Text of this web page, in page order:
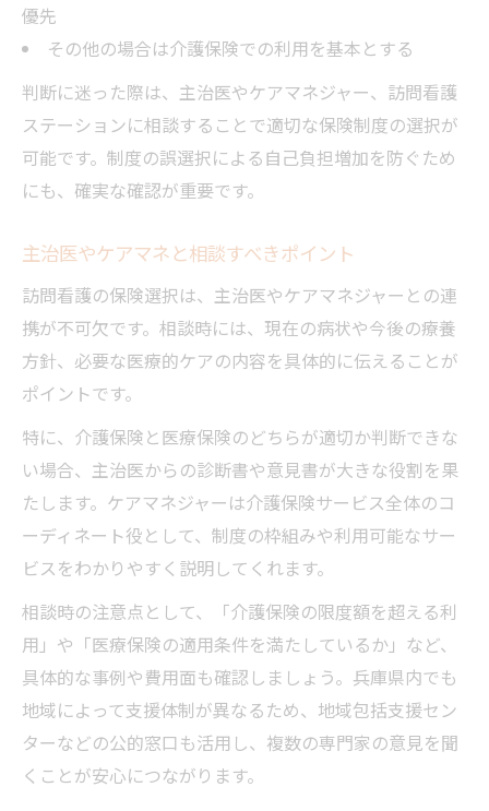
優先
その他の場合は介護保険での利用を基本とする
判断に迷った際は、主治医やケアマネジャー、訪問看護
ステーションに相談することで適切な保険制度の選択が
可能です。制度の誤選択による自己負担増加を防ぐため
にも、確実な確認が重要です。
主治医やケアマネと相談すべきポイント
訪問看護の保険選択は、主治医やケアマネジャーとの連
携が不可欠です。相談時には、現在の病状や今後の療養
方針、必要な医療的ケアの内容を具体的に伝えることが
ポイントです。
特に、介護保険と医療保険のどちらが適切か判断できな
い場合、主治医からの診断書や意見書が大きな役割を果
たします。ケアマネジャーは介護保険サービス全体のコ
ーディネート役として、制度の枠組みや利用可能なサー
ビスをわかりやすく説明してくれます。
相談時の注意点として、「介護保険の限度額を超える利
用」や「医療保険の適用条件を満たしているか」など、
具体的な事例や費用面も確認しましょう。兵庫県内でも
地域によって支援体制が異なるため、地域包括支援セン
ターなどの公的窓口も活用し、複数の専門家の意見を聞
くことが安心につながります。